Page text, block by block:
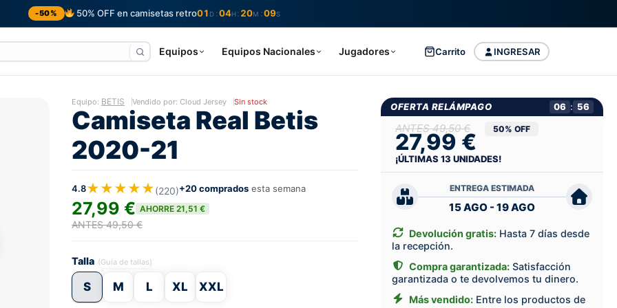
-50% 50% OFF en camisetas retro01 D :04H : 20M :08S
Equipos Equipos Nacionales Jugadores INGRESAR
Carrito
Equipo: BETIS Vendido por: Cloud Jersey Sin stock
Camiseta Real Betis
2020-21
4.8★★★★★(220)+20 comprados esta semana
27,99 € AHORRE 21,51 €
ANTES 49,50 €
Talla (Guía de tallas)
S M L XL XXL
OFERTA RELÁMPAGO 06 : 55
49,50 €
27,99 € 50% OFF
¡ÚLTIMAS13 UNIDADES!
ENTREGA ESTIMADA
15 AGO - 19 AGO
Devolución gratis: Hasta 7 días desde
la recepción.
Compra garantizada: Satisfacción
garantizada o te devolvemos tu dinero.
Más vendido: Entre los productos de